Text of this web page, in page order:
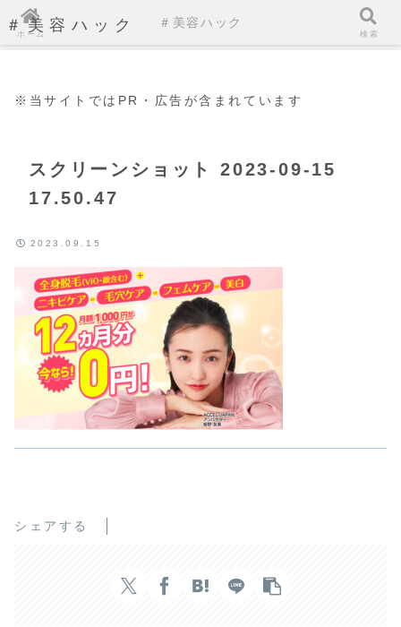
＃美容ハック
※当サイトではPR・広告が含まれています
スクリーンショット 2023-09-15
17.50.47
2023.09.15
シェアする
ホーム
＃美容ハック
検索